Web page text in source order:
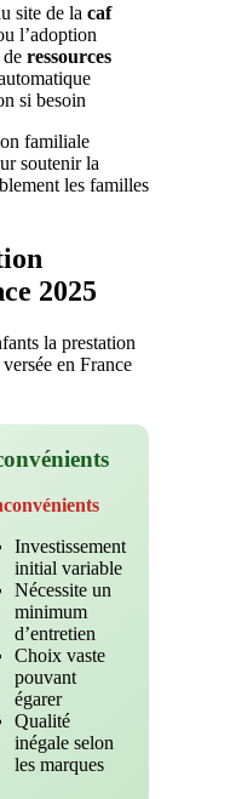
site de la caf
l’adoption
ressources
si besoin
familiale
soutenir la
les familles
2025
la prestation
en France
Investissement
initial variable
Nécessite un
minimum
d’entretien
Choix vaste
pouvant
égarer
Qualité
inégale selon
les marques